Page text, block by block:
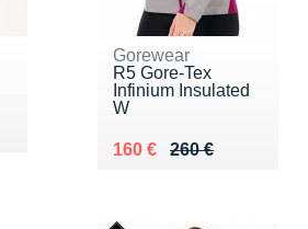
Gorewear
R5 Gore-Tex
Infinium Insulated
W
260 €
Au lieu de 260 €
160 €
Vendu 160 €